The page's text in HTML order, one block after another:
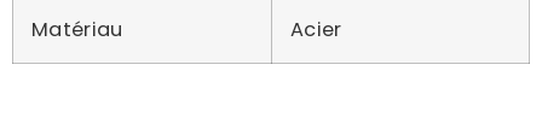
Matériau Acier